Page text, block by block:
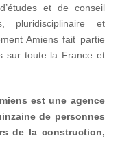
et de conseil
pluridisciplinaire et
Amiens fait partie
sur toute la France et
est une agence
de personnes
de la construction,